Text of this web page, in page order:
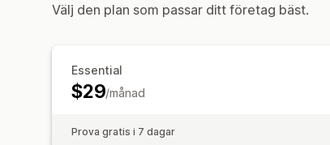
Välj den plan som passar ditt företag bäst.
Essential
$29/månad
Prova gratis i 7 dagar